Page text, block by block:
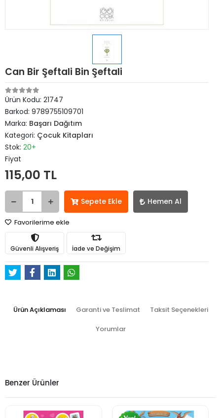
Can Bir Şeftali Bin Şeftali
Ürün Kodu: 21747
Barkod: 9789755109701
Marka: Başarı Dağıtım
Kategori: Çocuk Kitapları
Stok: 20+
Fiyat
115,00 TL
Sepete Ekle Hemen Al
Favorilerime ekle
Güvenli Alışveriş İade ve Değişim
Ürün Açıklaması Garanti ve Teslimat Taksit Seçenekleri
Yorumlar
Benzer Ürünler